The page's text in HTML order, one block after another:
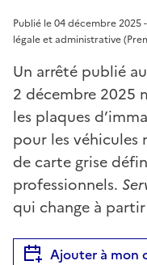
Publié le 04 décembre
légale et administrative
Un arrêté publié au
2 décembre 2025
les plaques
pour les
de carte grise
professionnels.
qui change à partir
Ajouter à mon